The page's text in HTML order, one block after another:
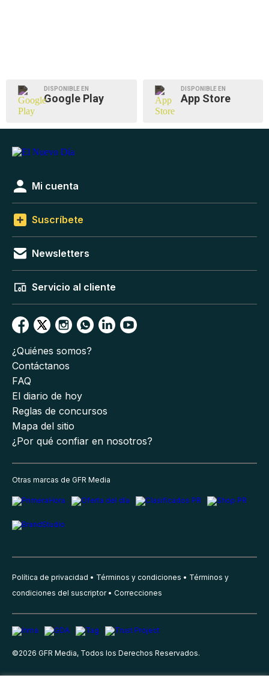
DISPONIBLE EN
Google Play
DISPONIBLE EN
App Store
Mi cuenta
Suscríbete
Newsletters
Servicio al cliente
¿Quiénes somos?
Contáctanos
FAQ
El diario de hoy
Reglas de concursos
Mapa del sitio
¿Por qué confiar en nosotros?
Otras marcas de GFR Media
Política de privacidad Términos y condiciones
Términos y
condiciones del suscriptor
Correcciones
©2026 GFR Media, Todos los Derechos Reservados.